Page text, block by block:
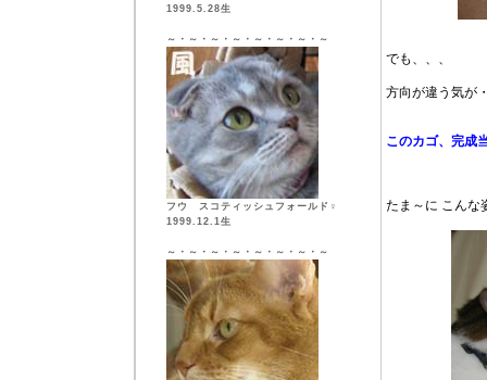
1999.5.28生
～・～・～・～・～・～・～・～
フウ スコティッシュフォールド♀
1999.12.1生
～・～・～・～・～・～・～・～
でも、、、
方向が違う気が
このカゴ、完成
たま～に こんな